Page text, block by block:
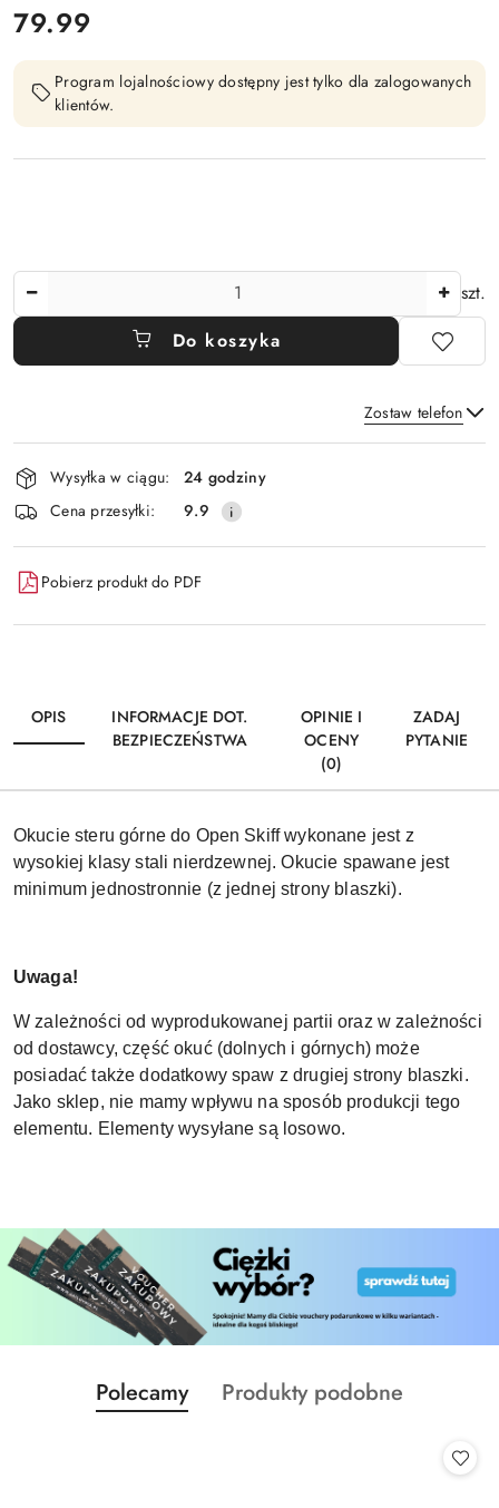
cena:
79.99
Program lojalnościowy dostępny jest tylko dla zalogowanych
klientów.
szt.
Do koszyka
Zostaw telefon
Wyślij
Dostępność
i
dostawa
Wysyłka w ciągu:
24 godziny
Cena przesyłki:
9.9
Pobierz produkt do PDF
OPIS
INFORMACJE DOT.
BEZPIECZEŃSTWA
OPINIE I
OCENY
(0)
ZADAJ
PYTANIE
Okucie steru górne do Open Skiff wykonane jest z
wysokiej klasy stali nierdzewnej. Okucie spawane jest
minimum jednostronnie (z jednej strony blaszki).
Uwaga!
W zależności od wyprodukowanej partii oraz w zależności
od dostawcy, część okuć (dolnych i górnych) może
posiadać także dodatkowy spaw z drugiej strony blaszki.
Jako sklep, nie mamy wpływu na sposób produkcji tego
elementu. Elementy wysyłane są losowo.
Pomiń karuzelę produktów
Produkty
o
Polecamy
Produkty
Produkty podobne